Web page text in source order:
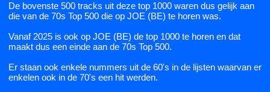
De bovenste 500 tracks uit deze top 1000 waren dus gelijk aan
die van de 70s Top 500 die op JOE (BE) te horen was.
Vanaf 2025 is ook op JOE (BE) de top 1000 te horen en dat
maakt dus een einde aan de 70s Top 500.
Er staan ook enkele nummers uit de 60's in de lijsten waarvan er
enkelen ook in de 70's een hit werden.